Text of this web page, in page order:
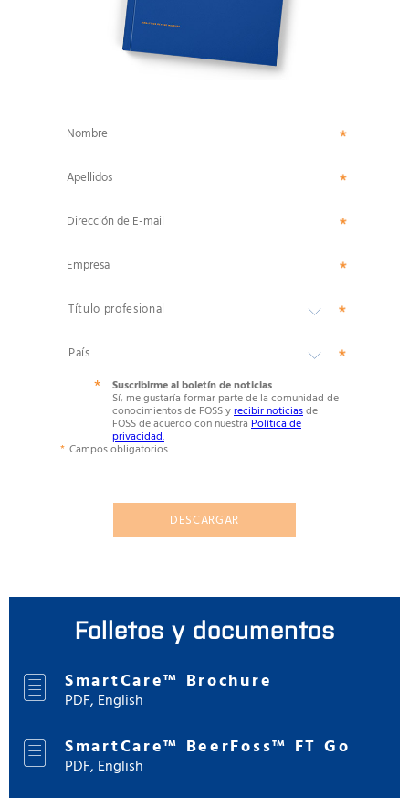
Nombre
Apellidos
Dirección de E-mail
Empresa
Suscribirme al boletín de noticias
Sí, me gustaría formar parte de la comunidad de
conocimientos de FOSS yrecibir noticiasde
FOSS de acuerdo con nuestra Política de
privacidad.
Campos obligatorios
DESCARGAR
Folletos y documentos
SmartCare™ Brochure
PDF, English
SmartCare™ BeerFoss™ FT Go
PDF, English